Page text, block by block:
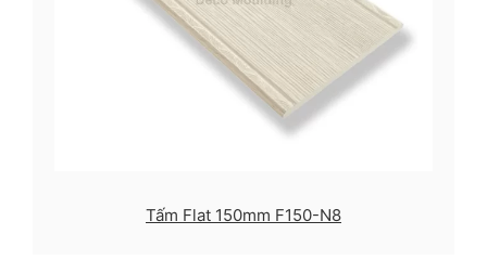
Tấm Flat 150mm F150-N8